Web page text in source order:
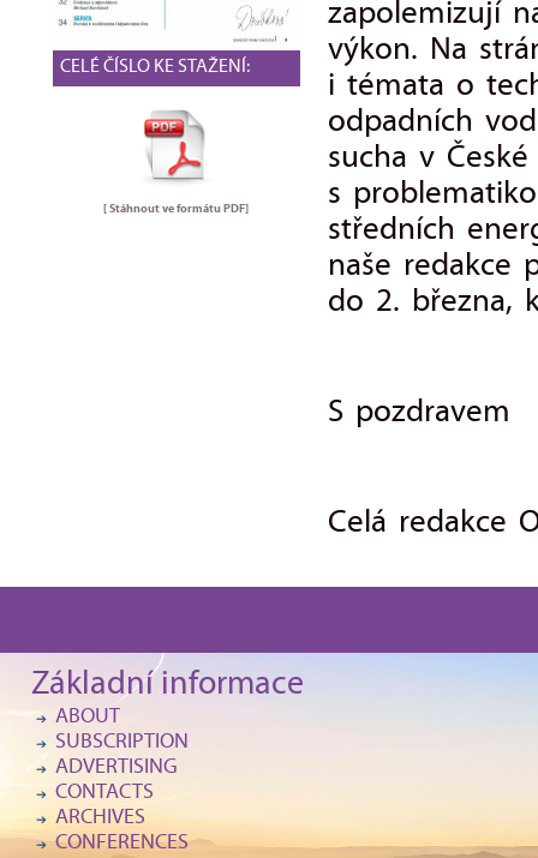
CELÉ ČÍSLO KE STAŽENÍ:
[ Stáhnout ve formátuPDF]
zapolemizují
výkon. Na
i témata o
odpadních
sucha v
s
středních
naše redakce
do 2. března,
S pozdravem
Celá redakce
Základní informace
ABOUT
SUBSCRIPTION
ADVERTISING
CONTACTS
ARCHIVES
CONFERENCES